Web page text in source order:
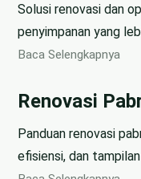
Solusi renovasi dan
penyimpanan yang
Baca Selengkapnya
Renovasi
Panduan renovasi
efisiensi, dan